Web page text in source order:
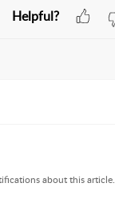
Helpful?
about this article.